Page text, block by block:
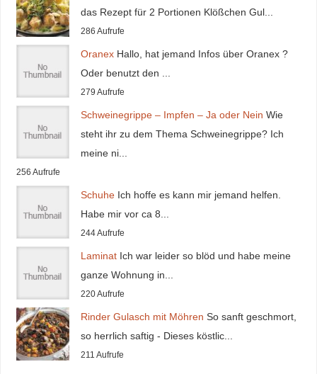
das Rezept für 2 Portionen Klößchen Gul...
286 Aufrufe
Oranex Hallo, hat jemand Infos über Oranex ?
Oder benutzt den ...
279 Aufrufe
Schweinegrippe – Impfen – Ja oder Nein Wie
steht ihr zu dem Thema Schweinegrippe? Ich
meine ni...
256 Aufrufe
Schuhe Ich hoffe es kann mir jemand helfen.
Habe mir vor ca 8...
244 Aufrufe
Laminat Ich war leider so blöd und habe meine
ganze Wohnung in...
220 Aufrufe
Rinder Gulasch mit Möhren So sanft geschmort,
so herrlich saftig - Dieses köstlic...
211 Aufrufe